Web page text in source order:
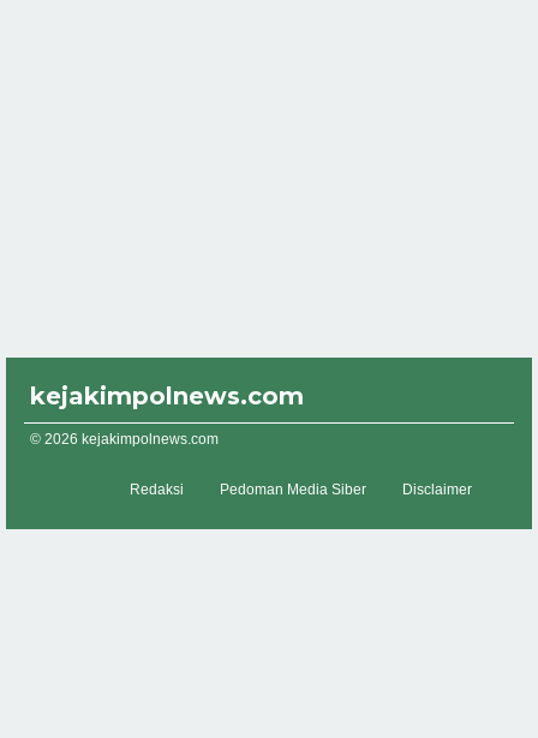
kejakimpolnews.com
© 2026 kejakimpolnews.com
Redaksi Pedoman Media Siber Disclaimer